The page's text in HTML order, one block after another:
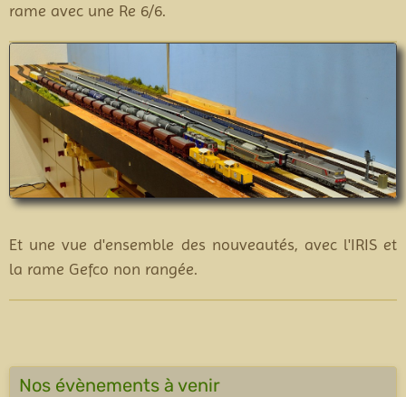
rame avec une Re 6/6.
Et une vue d'ensemble des nouveautés, avec l'IRIS et
la rame Gefco non rangée.
Nos évènements à venir